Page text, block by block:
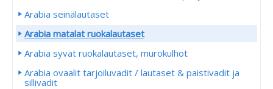
Arabia seinälautaset
Arabia matalat ruokalautaset
Arabia syvät ruokalautaset, murokulhot
Arabia ovaalit tarjoiluvadit / lautaset & paistivadit ja
sillivadit